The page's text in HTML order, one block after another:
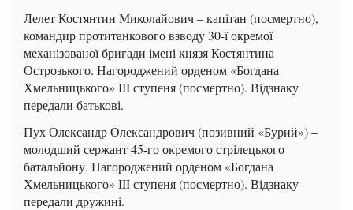
Лелет Костянтин Миколайович – капітан (посмертно),
командир протитанкового взводу 30-ї окремої
механізованої бригади імені князя Костянтина
Острозького. Нагороджений орденом «Богдана
Хмельницького» III ступеня (посмертно). Відзнаку
передали батькові.
Пух Олександр Олександрович (позивний «Бурий») –
молодший сержант 45-го окремого стрілецького
батальйону. Нагороджений орденом «Богдана
Хмельницького» III ступеня (посмертно). Відзнаку
передали дружині.